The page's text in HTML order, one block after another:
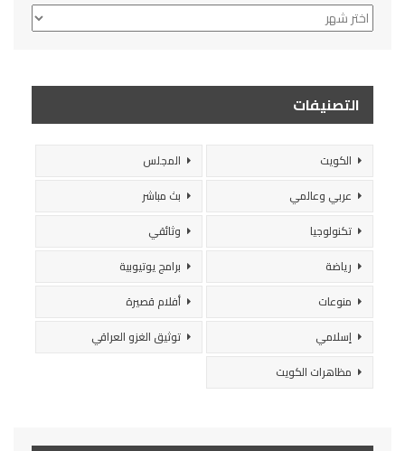
الأرشيف
التصنيفات
الكويت
المجلس
عربي وعالمي
بث مباشر
تكنولوجيا
وثائقي
رياضة
برامج يوتيوبية
منوعات
أفلام قصيرة
إسلامي
توثيق الغزو العراقي
مظاهرات الكويت